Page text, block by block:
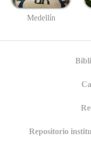
Medellín
Repositorio